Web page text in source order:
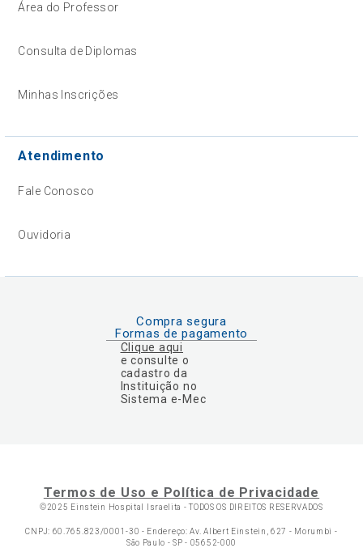
Área do Professor
Consulta de Diplomas
Minhas Inscrições
Atendimento
Fale Conosco
Ouvidoria
Compra segura
Formas de pagamento
Clique aqui
e consulte o
cadastro da
Instituição no
Sistema e-Mec
Termos de Uso e Política de Privacidade
©2025 Einstein Hospital Israelita -TODOS OS DIREITOS RESERVADOS
CNPJ: 60.765.823/0001-30 - Endereço: Av. Albert Einstein, 627 - Morumbi -
São Paulo - SP - 05652-000